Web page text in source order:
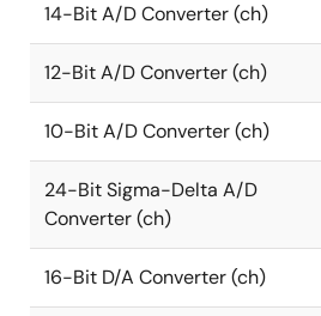
14-Bit A/D Converter (ch)
12-Bit A/D Converter (ch)
10-Bit A/D Converter (ch)
24-Bit Sigma-Delta A/D
Converter (ch)
16-Bit D/A Converter (ch)